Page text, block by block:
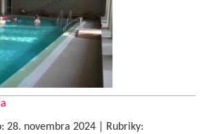
28. novembra 2024
Rubriky: